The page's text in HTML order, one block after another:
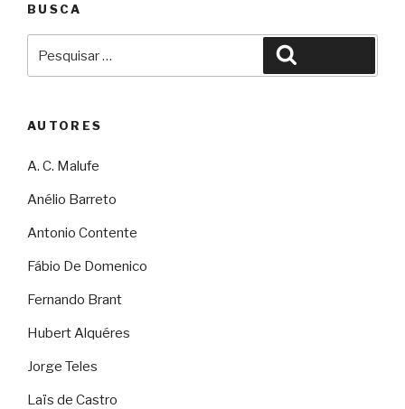
BUSCA
por:
AUTORES
A. C. Malufe
Anélio Barreto
Antonio Contente
Fábio De Domenico
Fernando Brant
Hubert Alquéres
Jorge Teles
Laïs de Castro